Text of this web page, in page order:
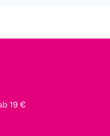
19 €